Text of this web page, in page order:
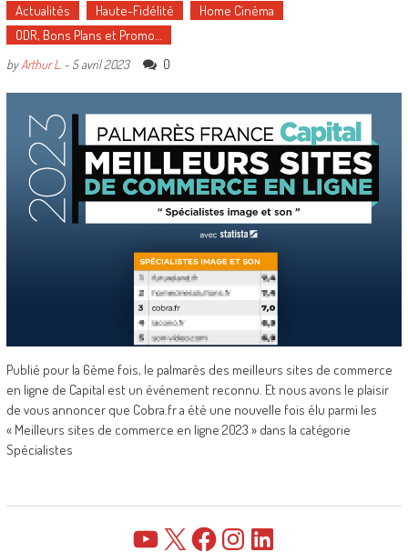
Actualités Haute-Fidélité
Home Cinéma
ODR, Bons Plans et Promo…
byArthur L. - 5 avril 2023 0
Publié pour la 6ème fois, le palmarès des meilleurs sites de commerce
en ligne de Capital est un événement reconnu. Et nous avons le plaisir
de vous annoncer que Cobra.fr a été une nouvelle fois élu parmi les
« Meilleurs sites de commerce en ligne 2023 » dans la catégorie
Spécialistes
YouTube FacebookInstagramLinkedIn